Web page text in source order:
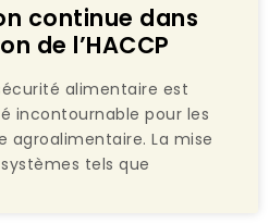
continue dans
de l’HACCP
alimentaire est
incontournable pour les
agroalimentaire. La mise
tels que